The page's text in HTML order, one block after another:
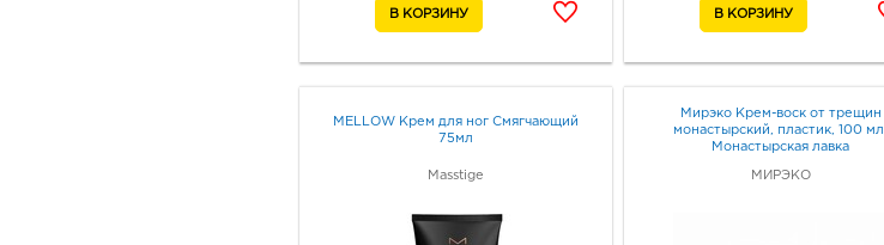
MELLOW Крем для ног Смягчающий
75мл
Masstige
Мирэко Крем-воск от трещин
монастырский, пластик, 100 мл,
Монастырская лавка
МИРЭКО